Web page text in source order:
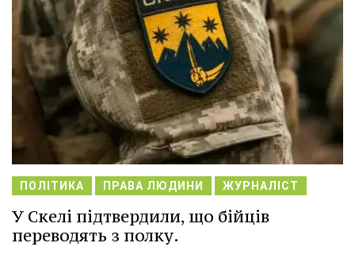
ПОЛІТИКА ПРАВА ЛЮДИНИ ЖУРНАЛІСТ
У Скелі підтвердили, що бійців
переводять з полку.